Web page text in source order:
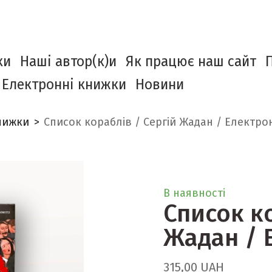
Наші автор(к)и Як працює наш сайт
Електронні книжки
Новини
Список кораблів / Сергій Жадан /
В наявності
Список
Жадан /
315,00 UAH